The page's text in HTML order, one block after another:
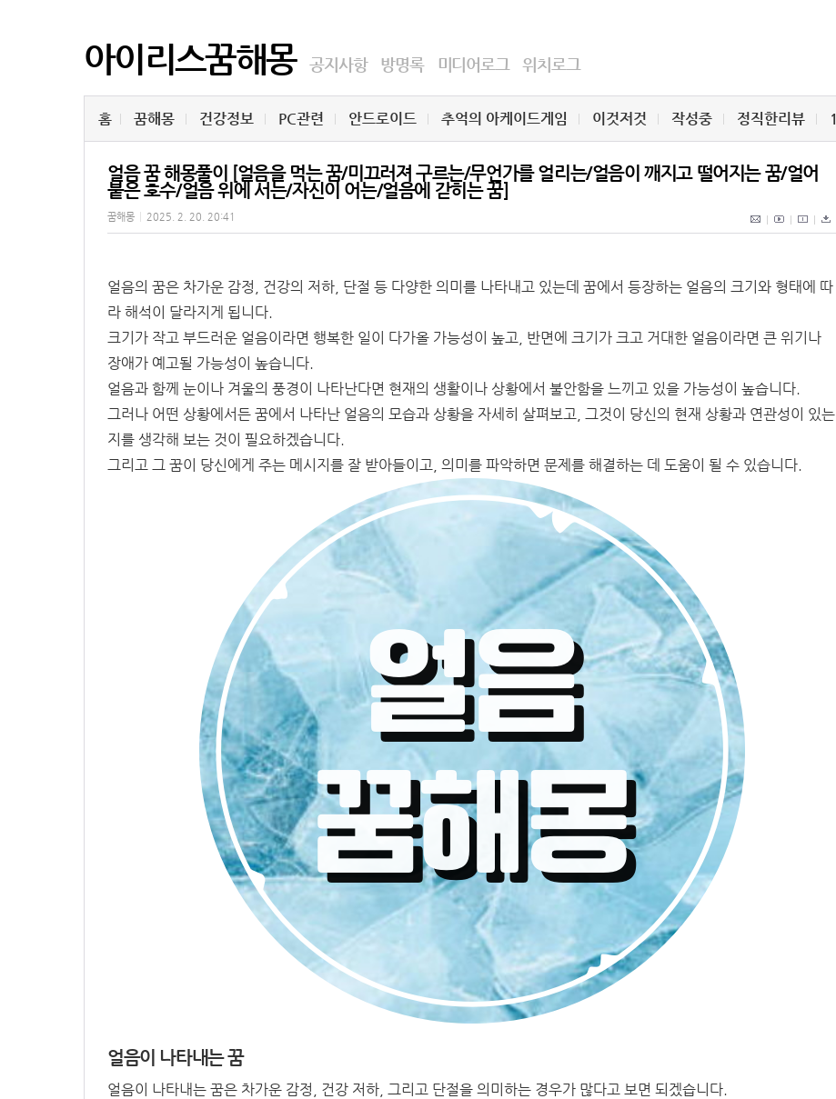
아이리스꿈해몽 공지사항 방명록 미디어로그 위치로그
홈 꿈해몽 건강정보 PC관련 안드로이드 추억의 아케이드게임 이것저것 작성중 정직한리뷰 1
얼음 꿈 해몽풀이 [얼음을 먹는 꿈/미끄러져 구르는/무언가를 얼리는/얼음이 깨지고 떨어지는 꿈/얼어
붙은 호수/얼음 위에 서는/자신이 어는/얼음에 갇히는 꿈]
꿈해몽 2025. 2. 20. 20:41
얼음의 꿈은 차가운 감정, 건강의 저하, 단절 등 다양한 의미를 나타내고 있는데 꿈에서 등장하는 얼음의 크기와 형태에 따
라 해석이 달라지게 됩니다.
크기가 작고 부드러운 얼음이라면 행복한 일이 다가올 가능성이 높고, 반면에 크기가 크고 거대한 얼음이라면 큰 위기나
장애가 예고될 가능성이 높습니다.
얼음과 함께 눈이나 겨울의 풍경이 나타난다면 현재의 생활이나 상황에서 불안함을 느끼고 있을 가능성이 높습니다.
그러나 어떤 상황에서든 꿈에서 나타난 얼음의 모습과 상황을 자세히 살펴보고, 그것이 당신의 현재 상황과 연관성이 있는
지를 생각해 보는 것이 필요하겠습니다.
그리고 그 꿈이 당신에게 주는 메시지를 잘 받아들이고, 의미를 파악하면 문제를 해결하는 데 도움이 될 수 있습니다.
얼음이 나타내는 꿈
얼음이 나타내는 꿈은 차가운 감정, 건강 저하, 그리고 단절을 의미하는 경우가 많다고 보면 되겠습니다.